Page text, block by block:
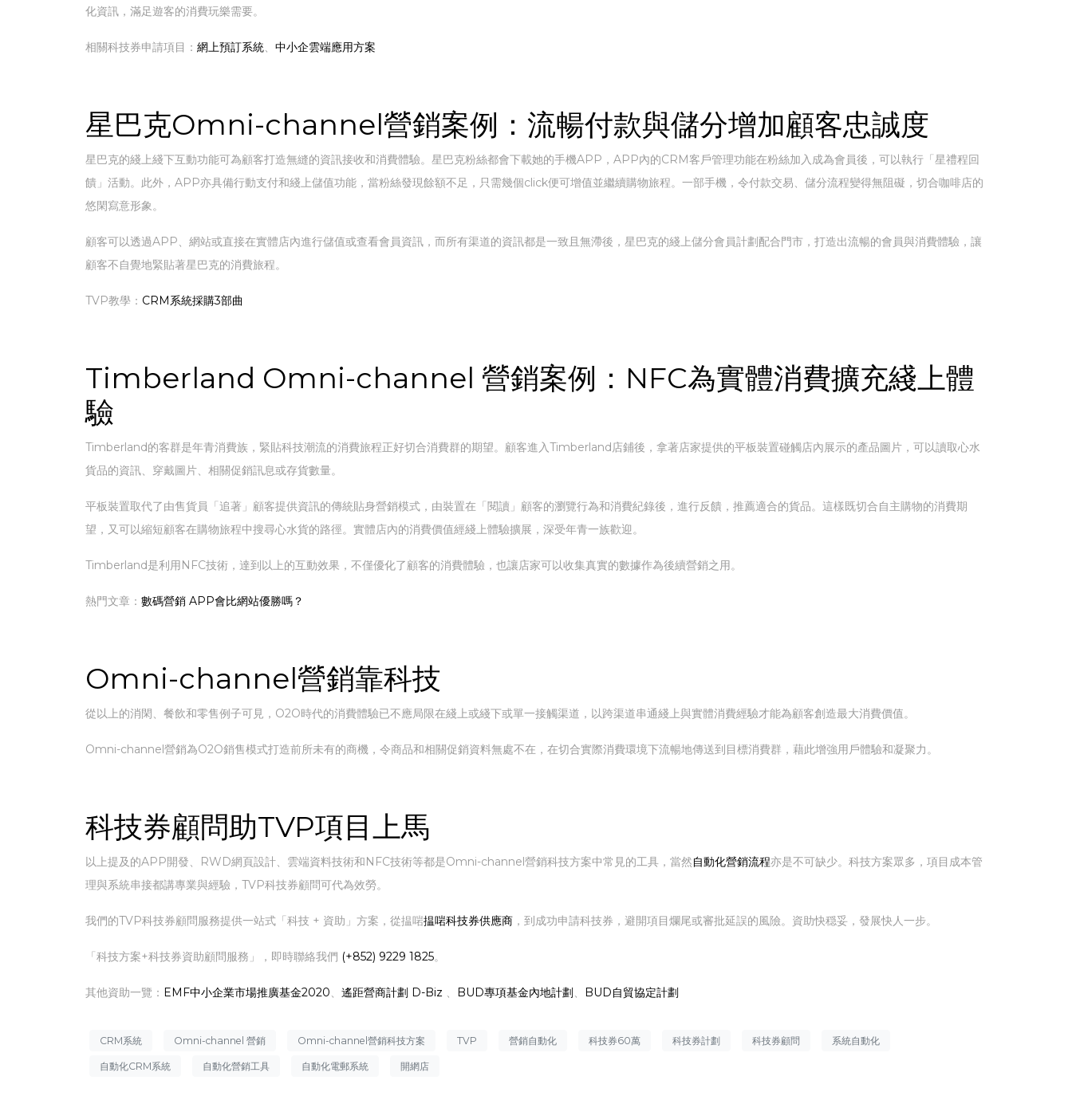
化資訊，滿足遊客的消費玩樂需要。
相關科技券申請項目： 網上預訂系統、 中小企雲端應用方案
星巴克Omni-channel營銷案例：流暢付款與儲分增加顧客忠誠度
星巴克的綫上綫下互動功能可為顧客打造無縫的資訊接收和消費體驗。星巴克粉絲都會下載她的手機APP，APP內的CRM客戶管理功能在粉絲加入成為會員後，可以執行「星禮程回
饋」活動。此外，APP亦具備行動支付和綫上儲值功能，當粉絲發現餘額不足，只需幾個click便可增值並繼續購物旅程。一部手機，令付款交易、儲分流程變得無阻礙，切合咖啡店的
悠閑寫意形象。
顧客可以透過APP、網站或直接在實體店內進行儲值或查看會員資訊，而所有渠道的資訊都是一致且無滯後，星巴克的綫上儲分會員計劃配合門市，打造出流暢的會員與消費體驗，讓
顧客不自覺地緊貼著星巴克的消費旅程。
TVP教學： CRM系統採購3部曲
Timberland Omni-channel 營銷案例：NFC為實體消費擴充綫上體
驗
Timberland的客群是年青消費族，緊貼科技潮流的消費旅程正好切合消費群的期望。顧客進入Timberland店鋪後，拿著店家提供的平板裝置碰觸店內展示的產品圖片，可以讀取心水
貨品的資訊、穿戴圖片、相關促銷訊息或存貨數量。
平板裝置取代了由售貨員「追著」顧客提供資訊的傳統貼身營銷模式，由裝置在「閱讀」顧客的瀏覽行為和消費紀錄後，進行反饋，推薦適合的貨品。這樣既切合自主購物的消費期
望，又可以縮短顧客在購物旅程中搜尋心水貨的路徑。實體店內的消費價值經綫上體驗擴展，深受年青一族歡迎。
Timberland是利用NFC技術，達到以上的互動效果，不僅優化了顧客的消費體驗，也讓店家可以收集真實的數據作為後續營銷之用。
熱門文章： 數碼營銷 APP會比網站優勝嗎？
Omni-channel營銷靠科技
從以上的消閑、餐飲和零售例子可見，O2O時代的消費體驗已不應局限在綫上或綫下或單一接觸渠道，以跨渠道串通綫上與實體消費經驗才能為顧客創造最大消費價值。
Omni-channel營銷為O2O銷售模式打造前所未有的商機，令商品和相關促銷資料無處不在，在切合實際消費環境下流暢地傳送到目標消費群，藉此增強用戶體驗和凝聚力。
科技券顧問助TVP項目上馬
以上提及的APP開發、RWD網頁設計、雲端資料技術和NFC技術等都是Omni-channel營銷科技方案中常見的工具，當然自動化營銷流程亦是不可缺少。科技方案眾多，項目成本管
理與系統串接都講專業與經驗，TVP科技券顧問可代為效勞。
我們的TVP科技券顧問服務提供一站式「科技 + 資助」方案，從揾啱揾啱科技券供應商 ，到成功申請科技券，避開項目爛尾或審批延誤的風險。資助快穏妥，發展快人一步。
「科技方案+科技券資助顧問服務」，即時聯絡我們 (+852) 9229 1825。
其他資助一覽： EMF中小企業市場推廣基金2020、 遙距營商計劃 D-Biz 、 BUD專項基金內地計劃、 BUD自貿協定計劃
CRM系統 Omni-channel 營銷 Omni-channel營銷科技方案 TVP 營銷自動化 科技券60萬 科技券計劃 科技券顧問 系統自動化
自動化CRM系統 自動化營銷工具 自動化電郵系統 開網店